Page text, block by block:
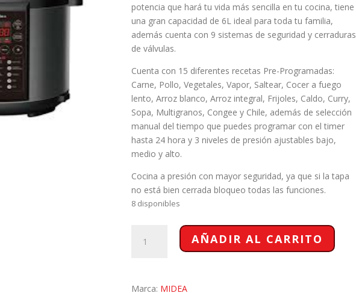
potencia que hará tu vida más sencilla en tu cocina, tiene
una gran capacidad de 6L ideal para toda tu familia,
además cuenta con 9 sistemas de seguridad y cerraduras
de válvulas.
Cuenta con 15 diferentes recetas Pre-Programadas:
Carne, Pollo, Vegetales, Vapor, Saltear, Cocer a fuego
lento, Arroz blanco, Arroz integral, Frijoles, Caldo, Curry,
Sopa, Multigranos, Congee y Chile, además de selección
manual del tiempo que puedes programar con el timer
hasta 24 hora y 3 niveles de presión ajustables bajo,
medio y alto.
Cocina a presión con mayor seguridad, ya que si la tapa
no está bien cerrada bloqueo todas las funciones.
8 disponibles
INOX-
AÑADIR AL CARRITO
Marca: MIDEA